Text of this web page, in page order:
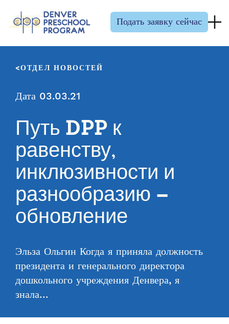
Подать заявку сейчас
ОТДЕЛ НОВОСТЕЙ
Дата 03.03.21
Путь DPP к
равенству,
инклюзивности и
разнообразию –
обновление
Эльза Ольгин Когда я приняла должность
президента и генерального директора
дошкольного учреждения Денвера, я
знала…